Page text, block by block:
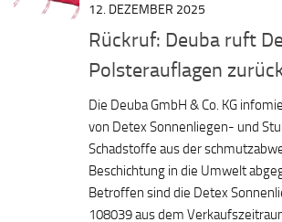
12. DEZEMBER 2025
Rückruf: Deuba ruft
Polsterauflagen
Die Deuba GmbH & Co. KG
von Detex Sonnenliegen- und
Schadstoffe aus der
Beschichtung in die Umwelt
Betroffen sind die Detex
108039 aus dem